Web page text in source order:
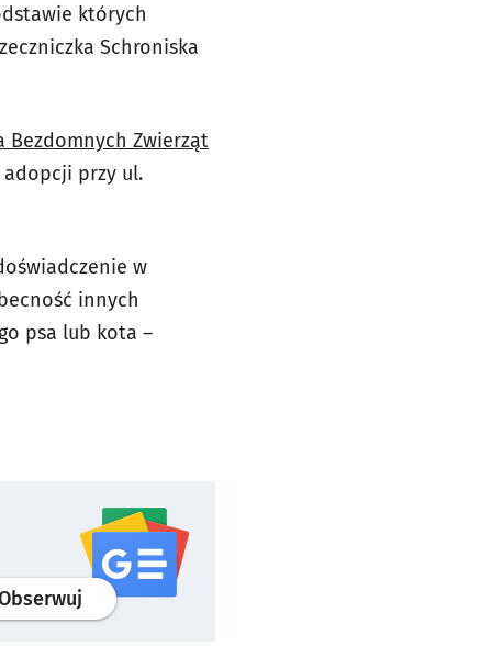
których
Schroniska
Zwierząt
adopcji przy ul.
w
innych
psa lub kota –
profilgoogle news